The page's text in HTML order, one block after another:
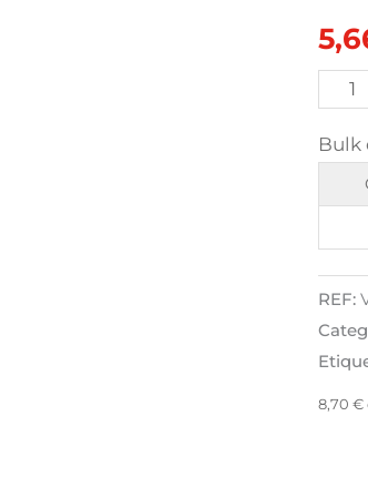
153
Bulk
REF:
8,70 €